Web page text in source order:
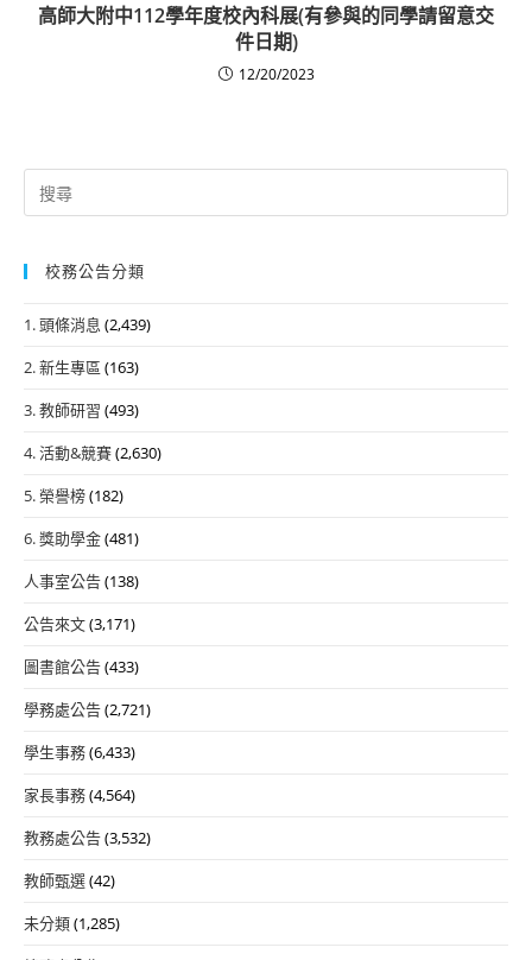
高師大附中112學年度校內科展(有參與的同學請留意交
件日期)
12/20/2023
Search
for:
校務公告分類
1. 頭條消息 (2,439)
2. 新生專區 (163)
3. 教師研習 (493)
4. 活動&競賽(2,630)
5. 榮譽榜(182)
6. 獎助學金(481)
人事室公告(138)
公告來文(3,171)
圖書館公告(433)
學務處公告(2,721)
學生事務(6,433)
家長事務(4,564)
教務處公告(3,532)
教師甄選(42)
未分類(1,285)